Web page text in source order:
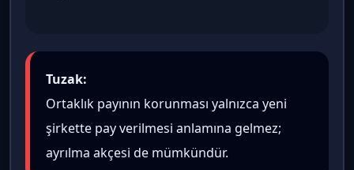
Tuzak:
Ortaklık payının korunması yalnızca yeni
şirkette pay verilmesi anlamına gelmez;
ayrılma akçesi de mümkündür.